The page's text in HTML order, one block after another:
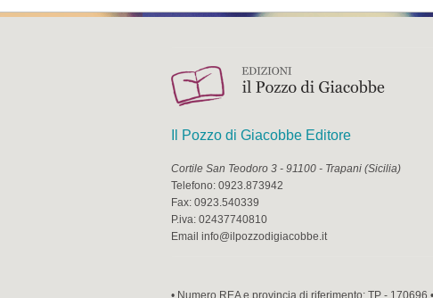
Il Pozzo di Giacobbe Editore
Cortile San Teodoro 3 - 91100 - Trapani (Sicilia)
Telefono: 0923.873942
Fax: 0923.540339
P.iva: 02437740810
Email info@ilpozzodigiacobbe.it